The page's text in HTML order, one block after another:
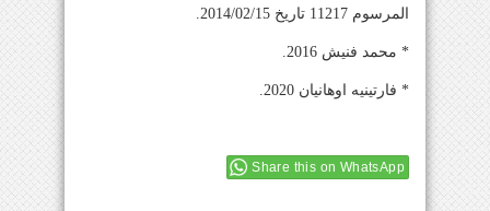
المرسوم 11217 تاريخ 2014/02/15.
* محمد فنيش 2016.
* فارتينيه اوهانيان 2020.
Share this on WhatsApp